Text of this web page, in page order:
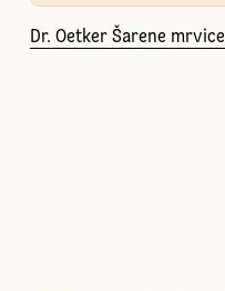
Dr. Oetker Šarene mrvice